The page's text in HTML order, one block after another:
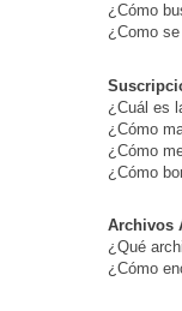
¿Cómo
¿Como
¿Cuál es
¿Cómo
¿Cómo
¿Cómo
Archivos
¿Qué
¿Cómo